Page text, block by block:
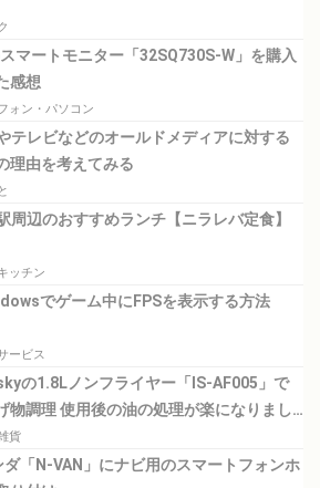
マートモニター「32SQ730S-W」を購入
感想
ォン・パソコン
テレビなどのオールドメディアに対する
理由を考えてみる
周辺のおすすめランチ【ニラレバ定食】
ッチン
でゲーム中にFPSを表示する方法
ービス
の1.8Lノンフライヤー「IS-AF005」で
物調理 使用後の油の処理が楽になりまし
貨
ダ「N-VAN」にナビ用のスマートフォンホ